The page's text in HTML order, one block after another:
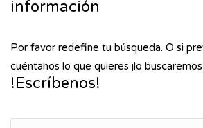
información
Por favor redefine tu búsqueda. O si
cuéntanos lo que quieres ¡lo
!Escríbenos!